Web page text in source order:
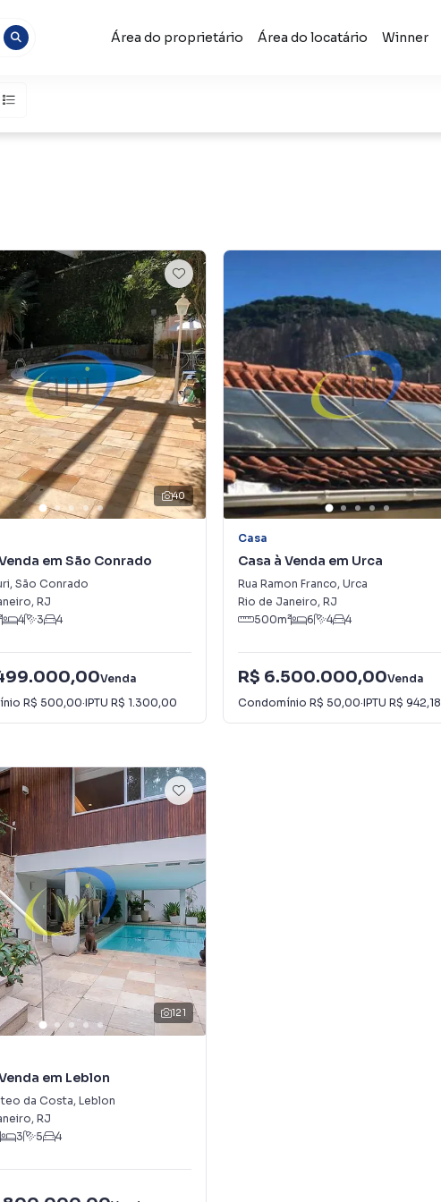
Área do proprietário Área do locatário Winner
40
em São Conrado
, São Conrado
, RJ
4 3 4
Venda
R$ 500,00·IPTU R$ 1.300,00
Casa
Casa à Venda em Urca
Rua Ramon Franco, Urca
Rio de Janeiro, RJ
500m² 6 4 4
R$ 6.500.000,00Venda
Condomínio R$ 50,00·IPTU R$ 942,18
121
em Leblon
da Costa, Leblon
, RJ
3 5 4